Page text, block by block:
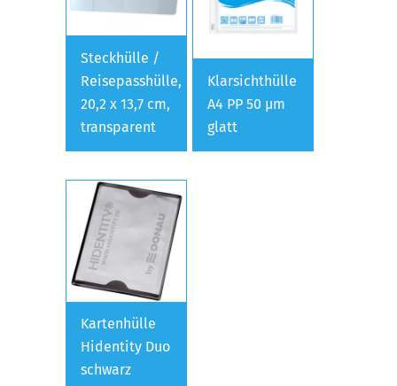
Steckhülle /
Reisepasshülle,
20,2 x 13,7 cm,
transparent
Klarsichthülle
A4 PP 50 µm
glatt
Kartenhülle
Hidentity Duo
schwarz